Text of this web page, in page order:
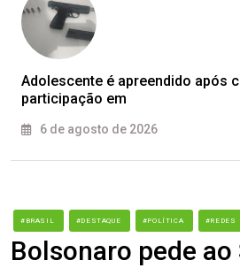
Adolescente é apreendido após
participação em
6 de agosto de 2026
#BRASIL #DESTAQUE #POLÍTICA #REDES
Bolsonaro pede ao